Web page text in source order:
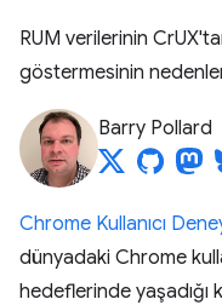
RUM verilerinin
göstermesinin
Barry Pollard
Chrome Kullanıcı
dünyadaki Chrome
hedeflerinde yaşadığı